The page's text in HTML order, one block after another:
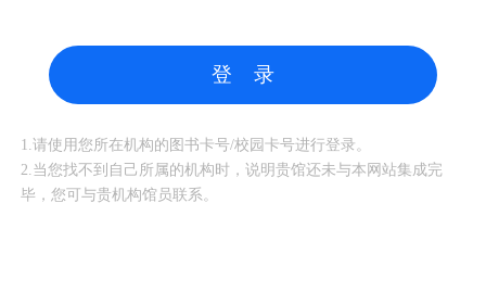
登 录
1.请使用您所在机构的图书卡号/校园卡号进行登录。
2.当您找不到自己所属的机构时，说明贵馆还未与本网站集成完
毕，您可与贵机构馆员联系。